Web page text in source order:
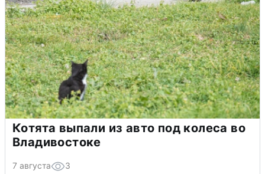
Котята выпали из авто под колеса во
Владивостоке
7 августа 3